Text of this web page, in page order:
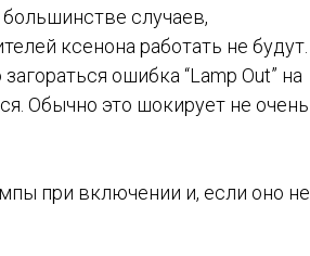
случаев,
ксенона работать не будут.
ошибка “Lamp Out” на
Обычно это шокирует не очень
при включении и, если оно не